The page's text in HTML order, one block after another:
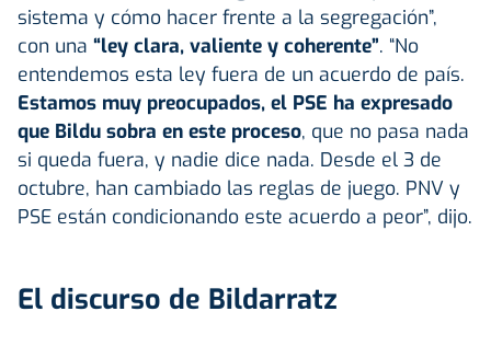
sistema y cómo hacer frente a la segregación”,
con una “ley clara, valiente y coherente”. “No
entendemos esta ley fuera de un acuerdo de país.
Estamos muy preocupados, el PSE ha expresado
que Bildu sobra en este proceso, que no pasa nada
si queda fuera, y nadie dice nada. Desde el 3 de
octubre, han cambiado las reglas de juego. PNV y
PSE están condicionando este acuerdo a peor”, dijo.
El discurso de Bildarratz